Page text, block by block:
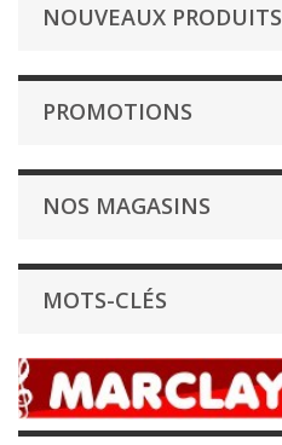
NOUVEAUX PRODUITS
PROMOTIONS
NOS MAGASINS
MOTS-CLÉS